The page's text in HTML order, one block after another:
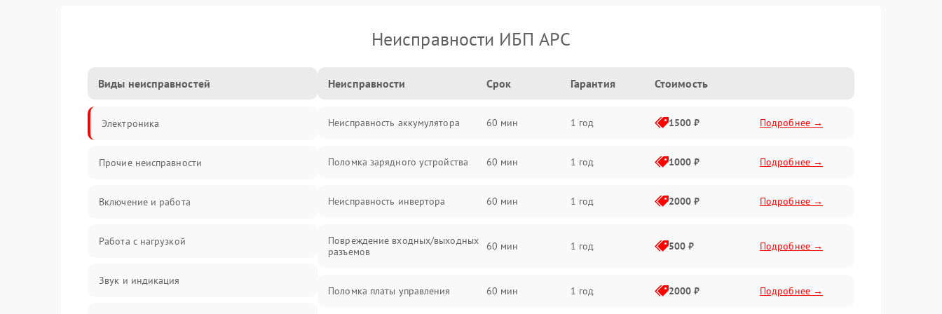
Неисправности ИБП APC
Виды неисправностей
Электроника
Прочие неисправности
Включение и работа
Работа с нагрузкой
Звук и индикация
Неисправности Срок Гарантия Стоимость
Неисправность аккумулятора 60 мин 1 год 1500 ₽ Подробнее →
Поломка зарядного устройства 60 мин 1 год 1000 ₽ Подробнее →
Неисправность инвертора 60 мин 1 год 2000 ₽ Подробнее →
Повреждение входных/выходных
разъемов
60 мин 1 год 500 ₽ Подробнее →
Поломка платы управления 60 мин 1 год 2000 ₽ Подробнее →